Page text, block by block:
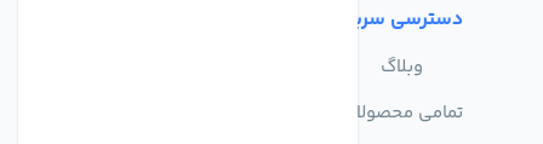
دسترسی سریع
وبلاگ
تمامی محصولات